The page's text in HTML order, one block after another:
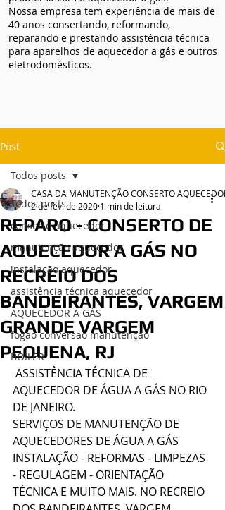
Nossa empresa tem experiência de mais de
40 anos consertando, reformando,
reparando e prestando assistência técnica
para aparelhos de aquecedor a gás e outros
eletrodomésticos.
Post
Todos posts
conserto aquecedor
manutenção aquecedor
instalação aquecedor
assistência técnica aquecedor
AQUECEDOR A GÁS
fogão conversão manutenção
BOILER
Todos posts
REPARO - CONSERTO DE
AQUECEDOR A GÁS NO
RECREIO DOS
BANDEIRANTES, VARGEM
GRANDE VARGEM
PEQUENA, RJ
CASA DA MANUTENÇÃO CONSERTO
2 de fev. de 2020 1 min de leitura
AQUECEDOR DE ÁGUA A GÁS NO RIO
DE JANEIRO.
SERVIÇOS DE MANUTENÇÃO DE
AQUECEDORES DE ÁGUA A GÁS
INSTALAÇÃO - REFORMAS - LIMPEZAS
- REGULAGEM - ORIENTAÇÃO
TÉCNICA E MUITO MAIS. NO RECREIO